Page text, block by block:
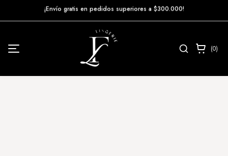
directamente
al contenido
¡Envío gratis en pedidos superiores a $300.000!
Búsqueda (0)
0
artículos